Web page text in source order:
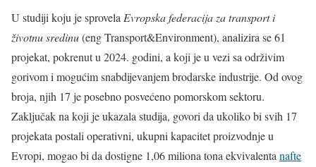
U studiji koju je sprovelaEvropska federacija za transport i
životnu sredinu(eng Transport&Environment), analizira se 61
projekat, pokrenut u 2024. godini, a koji je u vezi sa održivim
gorivom i mogućim snabdijevanjem brodarske industrije. Od ovog
broja, njih 17 je posebno posvećeno pomorskom sektoru.
Zaključak na koji je ukazala studija, govori da ukoliko bi svih 17
projekata postali operativni, ukupni kapacitet proizvodnje u
Evropi, mogao bi da dostigne 1,06 miliona tona ekvivalentanafte